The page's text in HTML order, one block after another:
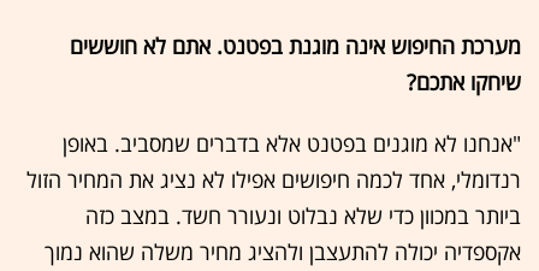
מערכת החיפוש אינה מוגנת בפטנט. אתם לא חוששים
שיחקו אתכם?
"אנחנו לא מוגנים בפטנט אלא בדברים שמסביב. באופן
רנדומלי, אחד לכמה חיפושים אפילו לא נציג את המחיר הזול
ביותר במכוון כדי שלא נבלוט ונעורר חשד. במצב כזה
אקספדיה יכולה להתעצבן ולהציג מחיר משלה שהוא נמוך